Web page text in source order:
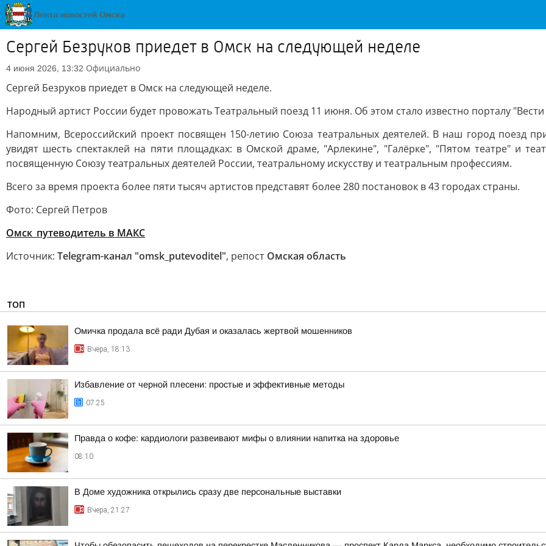
Сергей Безруков приедет в Омск на следующей неделе
4 июня 2026, 13:32 Официально
Сергей Безруков приедет в Омск на следующей неделе.
Народный артист России будет провожать Театральный поезд 11 июня. Об этом стало известно порталу
Напомним, Всероссийский проект посвящен 150-летию Союза театральных деятелей. В наш город поезд
увидят шесть спектаклей на пяти площадках: в Омской драме, "Арлекине", "Галёрке", "Пятом театре" и
посвященную Союзу театральных деятелей России, театральному искусству и театральным профессиям.
Всего за время проекта более пяти тысяч артистов представят более 280 постановок в 43 городах страны.
Фото: Сергей Петров
Омск_путеводитель в МАКС
Источник: Telegram-канал "omsk_putevoditel", репост Омская область
ТОП
Омичка продала всё ради Дубая и оказалась жертвой мошенников
Вчера, 18:13
Избавление от черной плесени: простые и эффективные методы
07:25
Правда о кофе: кардиологи развеивают мифы о влиянии напитка на здоровье
08:10
В Доме художника открылись сразу две персональные выставки
Вчера, 21:27